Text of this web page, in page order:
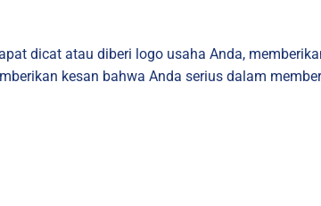
dicat atau diberi logo usaha Anda,
kesan bahwa Anda serius dalam